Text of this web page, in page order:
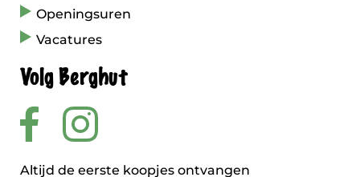
Openingsuren
Vacatures
Volg Berghut
Altijd de eerste koopjes ontvangen